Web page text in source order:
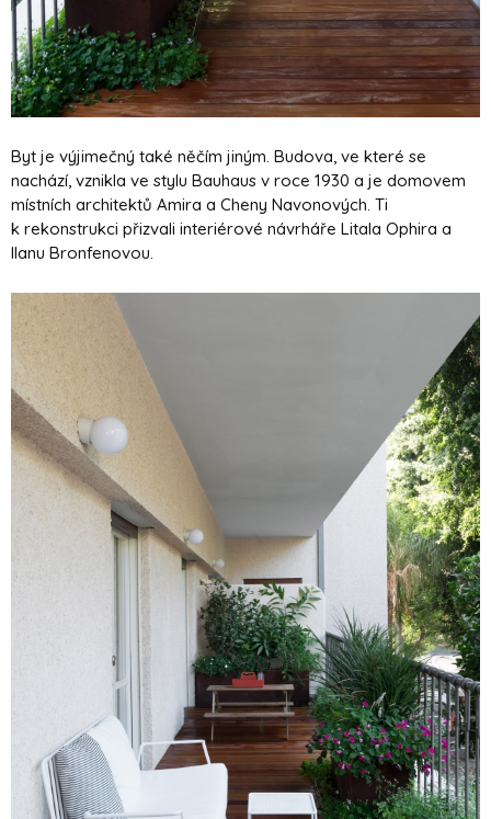
Byt je výjimečný také něčím jiným. Budova, ve které se
nachází, vznikla ve stylu Bauhaus v roce 1930 a je domovem
místních architektů Amira a Cheny Navonových. Ti
k rekonstrukci přizvali interiérové návrháře Litala Ophira a
Ilanu Bronfenovou.